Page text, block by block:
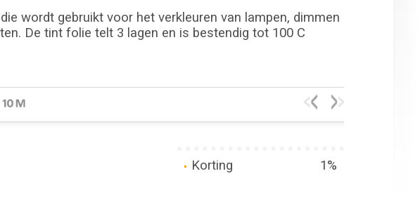
wordt gebruikt voor het verkleuren van lampen, dimmen
De tint folie telt 3 lagen en is bestendig tot 100 C
Korting 1%